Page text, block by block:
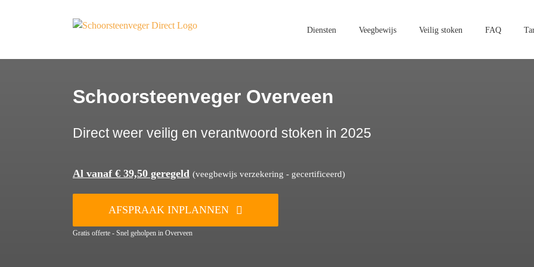
Diensten Veegbewijs Veilig stoken FAQ
Schoorsteenveger Overveen
Direct weer veilig en verantwoord stoken in 2025
Al vanaf € 39,50 geregeld (veegbewijs verzekering - gecertificeerd)
AFSPRAAK INPLANNEN
Gratis offerte - Snel geholpen in Overveen